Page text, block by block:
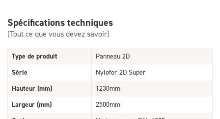
Spécifications techniques
(Tout ce que vous devez savoir)
Type de produit
Panneau 2D
Série
Nylofor 2D Super
Hauteur (mm)
1230mm
Largeur (mm)
2500mm